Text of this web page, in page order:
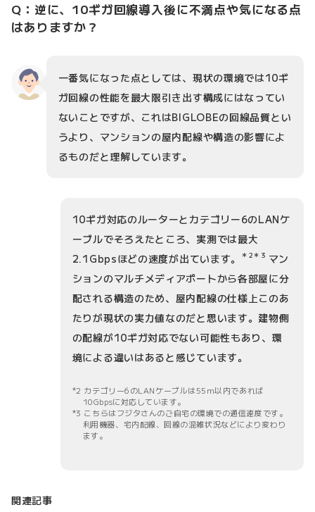
Q：逆に、10ギガ回線導入後に不満点や気になる点
はありますか？
一番気になった点としては、現状の環境では10ギ
ガ回線の性能を最大限引き出す構成にはなってい
ないことですが、これはBIGLOBEの回線品質とい
うより、マンションの屋内配線や構造の影響によ
るものだと理解しています。
10ギガ対応のルーターとカテゴリー6のLANケ
ーブルでそろえたところ、実測では最大
2.1Gbpsほどの速度が出ています。
＊2＊3 マン
ションのマルチメディアポートから各部屋に分
配される構造のため、屋内配線の仕様上このあ
たりが現状の実力値なのだと思います。建物側
の配線が10ギガ対応でない可能性もあり、環
境による違いはあると感じています。
2 カテゴリー6のLANケーブルは55m以内であれば
10Gbpsに対応しています。
3 こちらはフジタさんのご自宅の環境での通信速度です。
利用機器、宅内配線、回線の混雑状況などにより変わり
ます。
関連記事